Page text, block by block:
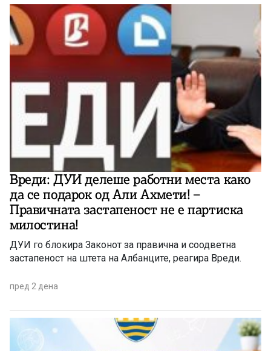
Вреди: ДУИ делеше работни места како
да се подарок од Али Ахмети! –
Правичната застапеност не е партиска
милостина!
ДУИ го блокира Законот за правична и соодветна
застапеност на штета на Албанците, реагира Вреди.
пред 2 дена